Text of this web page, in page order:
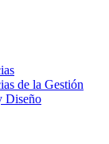
de la Gestión
Diseño